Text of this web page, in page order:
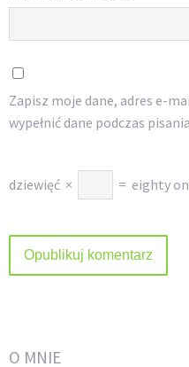
Zapisz moje dane, adres e-
wypełnić dane podczas
dziewięć × = eighty
O MNIE